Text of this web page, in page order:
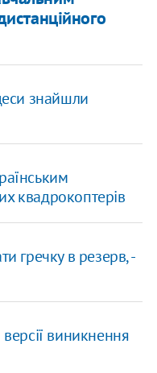
знайшли
квадрокоптерів
гречку в резерв, -
виникнення